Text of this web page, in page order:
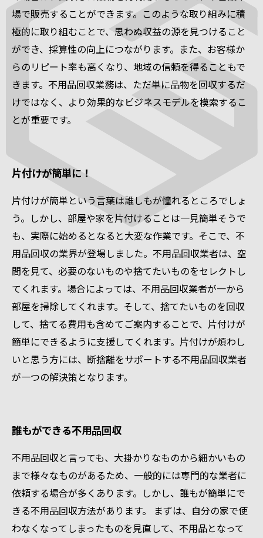
場で販売することができます。このような取り組みに積
極的に取り組むことで、思わぬ収益の源を見つけること
ができ、採算性の向上につながります。また、お客様か
らのリピート率も高くなり、地域の信頼を得ることもで
きます。不用品回収業務は、ただ単に品物を回収するだ
けではなく、より効果的なビジネスモデルを模索するこ
とが重要です。
片付けが簡単に！
片付けが簡単という言葉は誰しもが憧れるところでしょ
う。しかし、部屋や家を片付けることは一見簡単そうで
も、実際に始めるとなると大変な作業です。そこで、不
用品回収の業界が登場しました。不用品回収業者は、空
間を見て、必要のないものや捨てたいものをセレクトし
てくれます。場合によっては、不用品回収業者が一から
部屋を掃除してくれます。そして、捨てたいものを回収
して、捨てる費用も含めてご案内することで、片付けが
簡単にできるように支援してくれます。片付けが煩わし
いと思う方には、断捨離をサポートする不用品回収業者
が一つの解決策となります。
誰もができる不用品回収
不用品回収と言っても、大掛かりなものから細かいもの
まで様々なものがあるため、一般的には専門的な業者に
依頼する場合が多くあります。しかし、誰もが簡単にで
きる不用品回収方法があります。 まずは、自分の家で使
わなくなってしまったものを見直して、不用品となって